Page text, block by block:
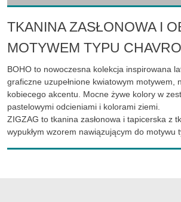
TKANINA ZASŁONOWA I
MOTYWEM TYPU
BOHO to nowoczesna kolekcja inspirowana
graficzne uzupełnione kwiatowym motywem,
kobiecego akcentu. Mocne żywe kolory w
pastelowymi odcieniami i kolorami ziemi.
ZIGZAG to tkanina zasłonowa i tapicerska z
wypukłym wzorem nawiązującym do motywu